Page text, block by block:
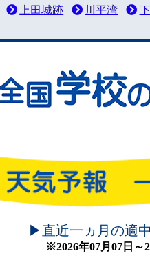
上田城跡
川平湾
頑張れ！学校のお天気
▶直近一ヵ月の適
※2026年07月07日～